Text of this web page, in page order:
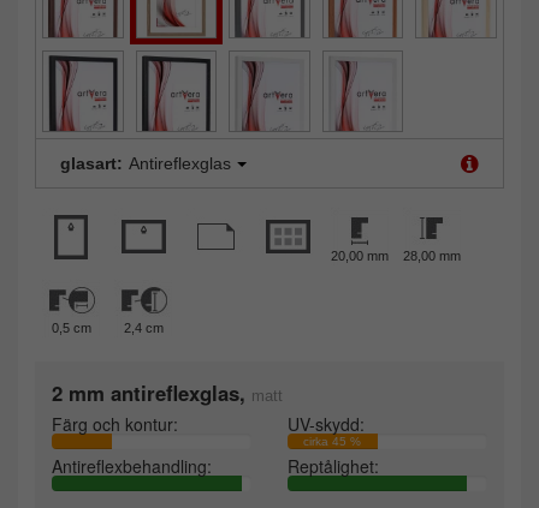
glasart: Antireflexglas
20,00 mm 28,00 mm
0,5 cm 2,4 cm
2 mm antireflexglas, matt
Färg och kontur: UV-skydd:
cirka 45 %
Antireflexbehandling: Reptålighet: